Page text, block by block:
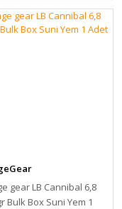
gear LB Cannibal 6,8
Bulk Box Suni Yem 1